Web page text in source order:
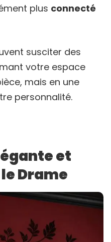
plus connecté
susciter des
votre espace
mais en une
personnalité.
et
Drame